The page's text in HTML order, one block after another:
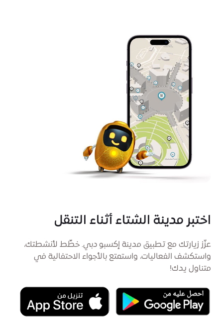
اختبر مدينة الشتاء أثناء التنقل
عزّز زيارتك مع تطبيق مدينة إكسبو دبي. خطِّط لأنشطتك،
واستكشف الفعاليات، واستمتع بالأجواء الاحتفالية في
متناول يدك!